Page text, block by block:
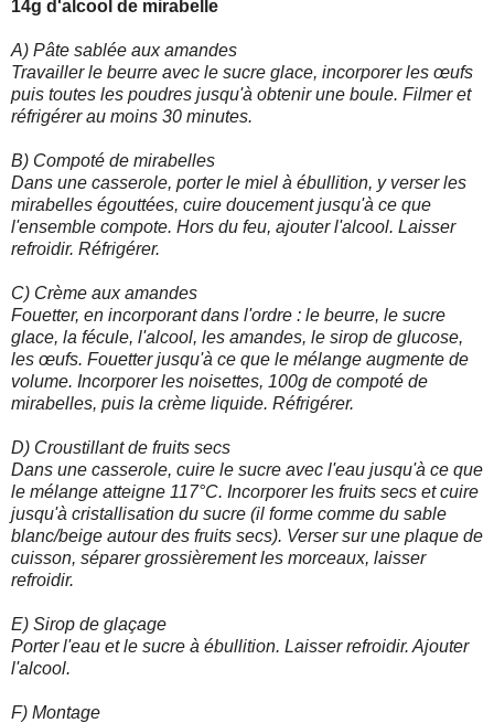
14g d'alcool de mirabelle
A) Pâte sablée aux amandes
Travailler le beurre avec le sucre glace, incorporer les œufs
puis toutes les poudres jusqu'à obtenir une boule. Filmer et
réfrigérer au moins 30 minutes.
B) Compoté de mirabelles
Dans une casserole, porter le miel à ébullition, y verser les
mirabelles égouttées, cuire doucement jusqu'à ce que
l'ensemble compote. Hors du feu, ajouter l'alcool. Laisser
refroidir. Réfrigérer.
C) Crème aux amandes
Fouetter, en incorporant dans l'ordre : le beurre, le sucre
glace, la fécule, l'alcool, les amandes, le sirop de glucose,
les œufs. Fouetter jusqu'à ce que le mélange augmente de
volume. Incorporer les noisettes, 100g de compoté de
mirabelles, puis la crème liquide. Réfrigérer.
D) Croustillant de fruits secs
Dans une casserole, cuire le sucre avec l'eau jusqu'à ce que
le mélange atteigne 117°C. Incorporer les fruits secs et cuire
jusqu'à cristallisation du sucre (il forme comme du sable
blanc/beige autour des fruits secs). Verser sur une plaque de
cuisson, séparer grossièrement les morceaux, laisser
refroidir.
E) Sirop de glaçage
Porter l'eau et le sucre à ébullition. Laisser refroidir. Ajouter
l'alcool.
F) Montage